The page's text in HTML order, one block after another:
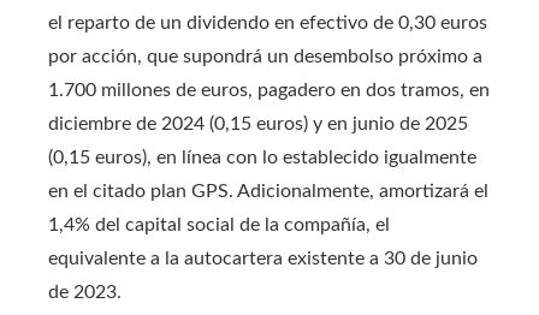
el reparto de un dividendo en efectivo de 0,30 euros
por acción, que supondrá un desembolso próximo a
1.700 millones de euros, pagadero en dos tramos, en
diciembre de 2024 (0,15 euros) y en junio de 2025
(0,15 euros), en línea con lo establecido igualmente
en el citado plan GPS. Adicionalmente, amortizará el
1,4% del capital social de la compañía, el
equivalente a la autocartera existente a 30 de junio
de 2023.